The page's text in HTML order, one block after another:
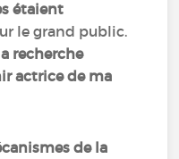
étaient
le grand public.
recherche
actrice de ma
de la